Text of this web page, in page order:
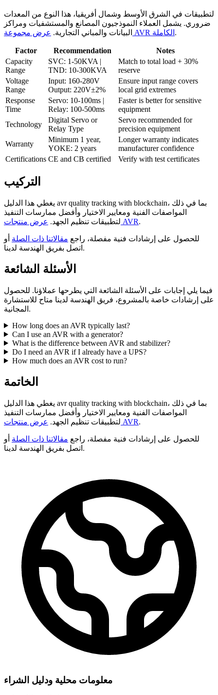
لتطبيقات في الشرق الأوسط وشمال أفريقيا، هذا النوع من المعدات
ضروري. يشمل العملاء النموذجيون المصانع والمستشفيات ومراكز
البيانات والمباني التجارية.
عرض مجموعة AVR الكاملة .
Factor Recommendation
Notes
Capacity
Range
SVC: 1-50KVA |
TND: 10-300KVA
Match to total load + 30%
reserve
Voltage
Range
Input: 160-280V
Output: 220V±2%
Ensure input range covers
local grid extremes
Response
Time
Servo: 10-100ms |
Relay: 100-500ms
Faster is better for sensitive
equipment
Technology
Digital Servo or
Relay Type
Servo recommended for
precision equipment
Warranty
Minimum 1 year,
YOKE: 2 years
Longer warranty indicates
manufacturer confidence
Certifications CE and CB certified Verify with test certificates
التركيب
يغطي هذا الدليل avr quality tracking with blockchain، بما في ذلك
المواصفات الفنية ومعايير الاختيار وأفضل ممارسات التنفيذ
لتطبيقات تنظيم الجهد. عرض منتجات AVR.
للحصول على إرشادات فنية مفصلة، راجع مقالاتنا ذات الصلة أو
اتصل بفريق الهندسة لدينا.
الأسئلة الشائعة
فيما يلي إجابات على الأسئلة الشائعة التي يطرحها عملاؤنا. للحصول
على إرشادات خاصة بالمشروع، فريق الهندسة لدينا متاح للاستشارة
المجانية.
How long does an AVR typically last?
Can I use an AVR with a generator?
What is the difference between AVR and stabilizer?
Do I need an AVR if I already have a UPS?
How much does an AVR cost to run?
الخاتمة
يغطي هذا الدليل avr quality tracking with blockchain، بما في ذلك
المواصفات الفنية ومعايير الاختيار وأفضل ممارسات التنفيذ
لتطبيقات تنظيم الجهد. عرض منتجات AVR.
للحصول على إرشادات فنية مفصلة، راجع مقالاتنا ذات الصلة أو
اتصل بفريق الهندسة لدينا.
معلومات محلية ودليل الشراء